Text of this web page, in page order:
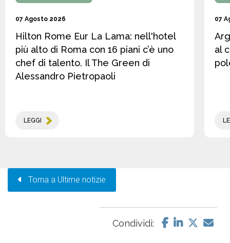
07 Agosto 2026
Hilton Rome Eur La Lama: nell'hotel
più alto di Roma con 16 piani c’è uno
chef di talento. Il The Green di
Alessandro Pietropaoli
LEGGI
07
al
Torna a Ultime notizie
Condividi: